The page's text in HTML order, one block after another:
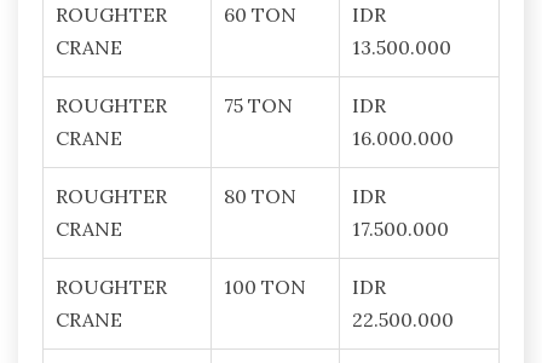
ROUGHTER
CRANE
60 TON
IDR
13.500.000
ROUGHTER
CRANE
75 TON
IDR
16.000.000
ROUGHTER
CRANE
80 TON
IDR
17.500.000
ROUGHTER
CRANE
100 TON
IDR
22.500.000